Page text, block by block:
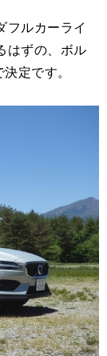
フルカーライ
はずの、ボル
定です。